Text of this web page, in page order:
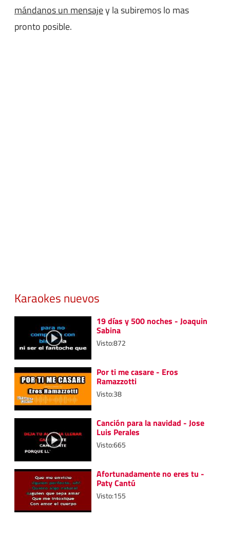
mándanos un mensajey la subiremos lo mas
pronto posible.
Karaokes nuevos
19 días y 500 noches - Joaquin
Sabina
Visto:872
Por ti me casare - Eros
Ramazzotti
Visto:38
Canción para la navidad - Jose
Luis Perales
Visto:665
Afortunadamente no eres tu -
Paty Cantú
Visto:155